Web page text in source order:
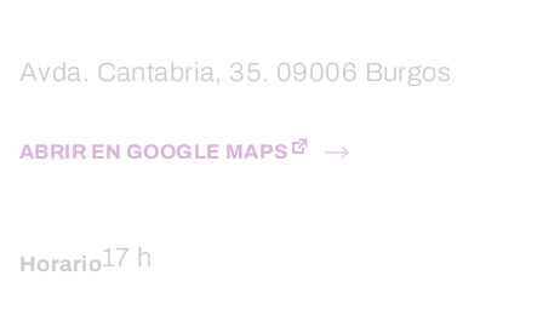
Avda. Cantabria, 35. 09006 Burgos
ABRIR EN GOOGLE MAPS
Horario17 h